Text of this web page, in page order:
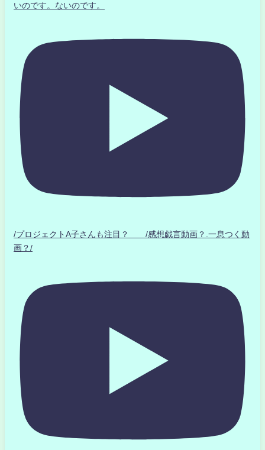
いのです。ないのです。
/プロジェクトA子さんも注目？ /感想戯言動画？.一息つく動
画？/